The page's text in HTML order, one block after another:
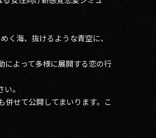
く海、抜けるような青空に、
によって多様に展開する恋の行
。
併せて公開してまいります。こ